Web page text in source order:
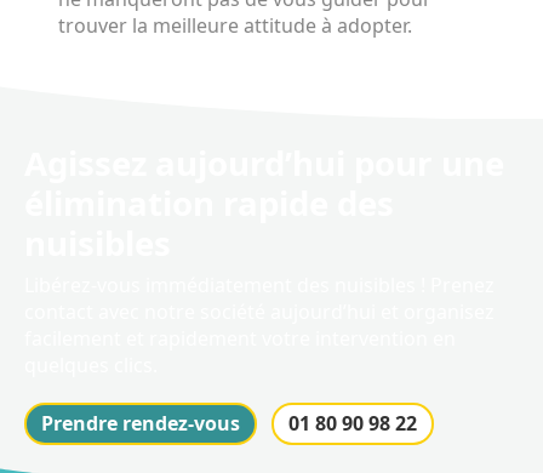
trouver la meilleure attitude à adopter.
Prendre rendez-vous 01 80 90 98 22